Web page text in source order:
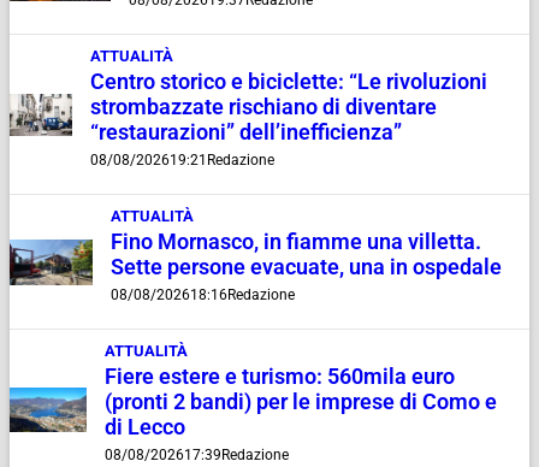
ATTUALITÀ
Centro storico e biciclette: “Le rivoluzioni
strombazzate rischiano di diventare
“restaurazioni” dell’inefficienza”
08/08/202619:21 Redazione
ATTUALITÀ
Fino Mornasco, in fiamme una villetta.
Sette persone evacuate, una in ospedale
08/08/202618:16Redazione
ATTUALITÀ
Fiere estere e turismo: 560mila euro
(pronti 2 bandi) per le imprese di Como e
di Lecco
08/08/202617:39 Redazione